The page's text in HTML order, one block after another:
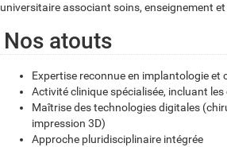
universitaire associant soins, enseignement
Nos atouts
Expertise reconnue en implantologie et
Activité clinique spécialisée, incluant
Maîtrise des technologies digitales
impression 3D)
Approche pluridisciplinaire intégrée